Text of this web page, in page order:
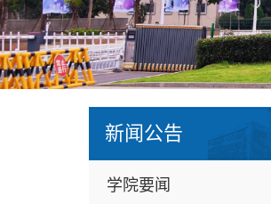
新闻公告
学院要闻